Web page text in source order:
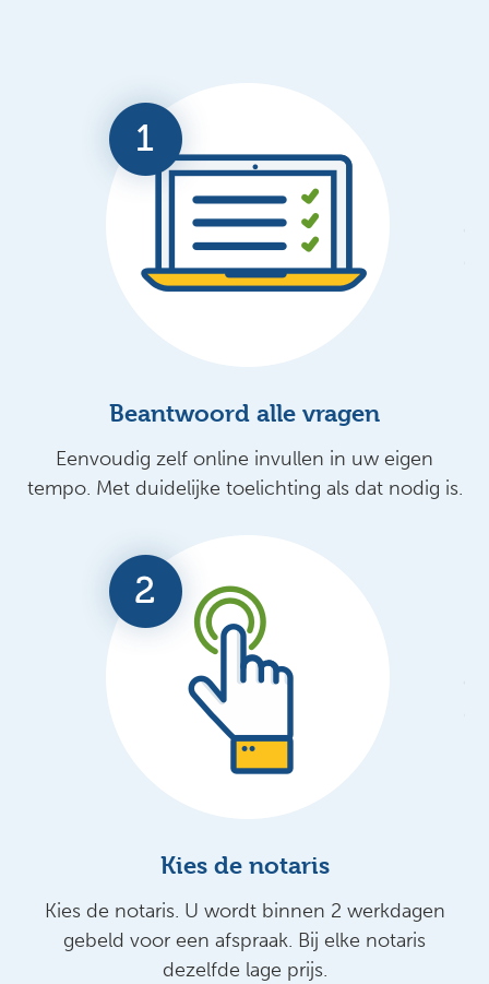
Beantwoord alle vragen
Eenvoudig zelf online invullen in uw eigen
tempo. Met duidelijke toelichting als dat nodig is.
Kies de notaris
Kies de notaris. U wordt binnen 2 werkdagen
gebeld voor een afspraak. Bij elke notaris
dezelfde lage prijs.